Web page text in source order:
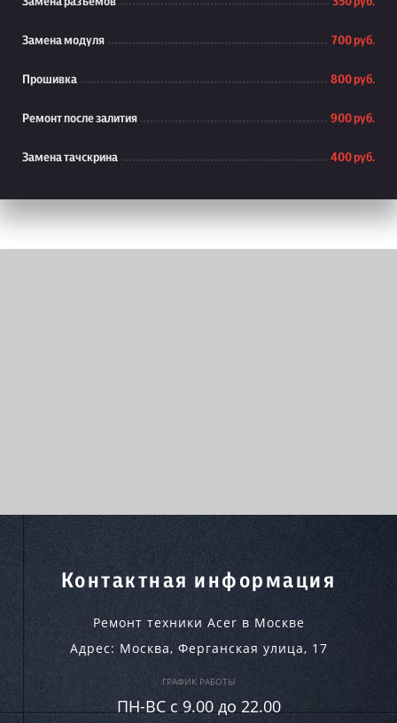
Замена модуля 700 руб.
Прошивка 800 руб.
Ремонт после залития 900 руб.
Замена тачскрина 400 руб.
Контактная информация
Ремонт техники Acer в Москве
Адрес: Москва, Ферганская улица, 17
ГРАФИК РАБОТЫ
ПН-ВC c 9.00 до 22.00